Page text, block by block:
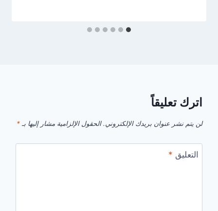
اترك تعليقاً
لن يتم نشر عنوان بريدك الإلكتروني. الحقول الإلزامية مشار إليها بـ *
التعليق *